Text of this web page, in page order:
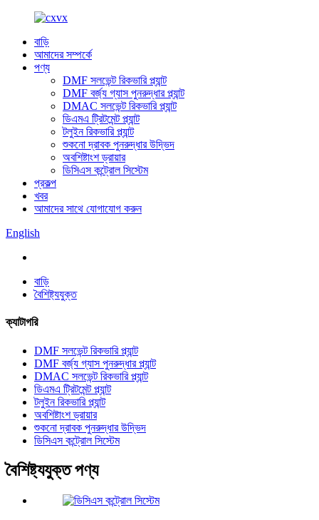
বাড়ি
আমাদের সম্পর্কে
পণ্য
DMF সলভেন্ট রিকভারি প্ল্যান্ট
DMF বর্জ্য গ্যাস পুনরুদ্ধার প্ল্যান্ট
DMAC সলভেন্ট রিকভারি প্ল্যান্ট
ডিএমএ ট্রিটমেন্ট প্ল্যান্ট
টলুইন রিকভারি প্ল্যান্ট
শুকনো দ্রাবক পুনরুদ্ধার উদ্ভিদ
অবশিষ্টাংশ ড্রায়ার
ডিসিএস কন্ট্রোল সিস্টেম
প্রকল্প
খবর
আমাদের সাথে যোগাযোগ করুন
English
বাড়ি
বৈশিষ্ট্যযুক্ত
ক্যাটাগরি
DMF সলভেন্ট রিকভারি প্ল্যান্ট
DMF বর্জ্য গ্যাস পুনরুদ্ধার প্ল্যান্ট
DMAC সলভেন্ট রিকভারি প্ল্যান্ট
ডিএমএ ট্রিটমেন্ট প্ল্যান্ট
টলুইন রিকভারি প্ল্যান্ট
অবশিষ্টাংশ ড্রায়ার
শুকনো দ্রাবক পুনরুদ্ধার উদ্ভিদ
ডিসিএস কন্ট্রোল সিস্টেম
বৈশিষ্ট্যযুক্ত পণ্য